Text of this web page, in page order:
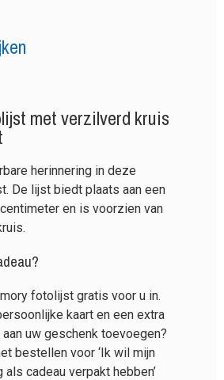
met verzilverd kruis
herinnering in deze
De lijst biedt plaats aan een
en is voorzien van
fotolijst gratis voor u in.
kaart en een extra
uw geschenk toevoegen?
bestellen voor ‘Ik wil mijn
cadeau verpakt hebben’